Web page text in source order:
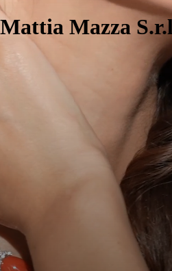
Mattia Mazza